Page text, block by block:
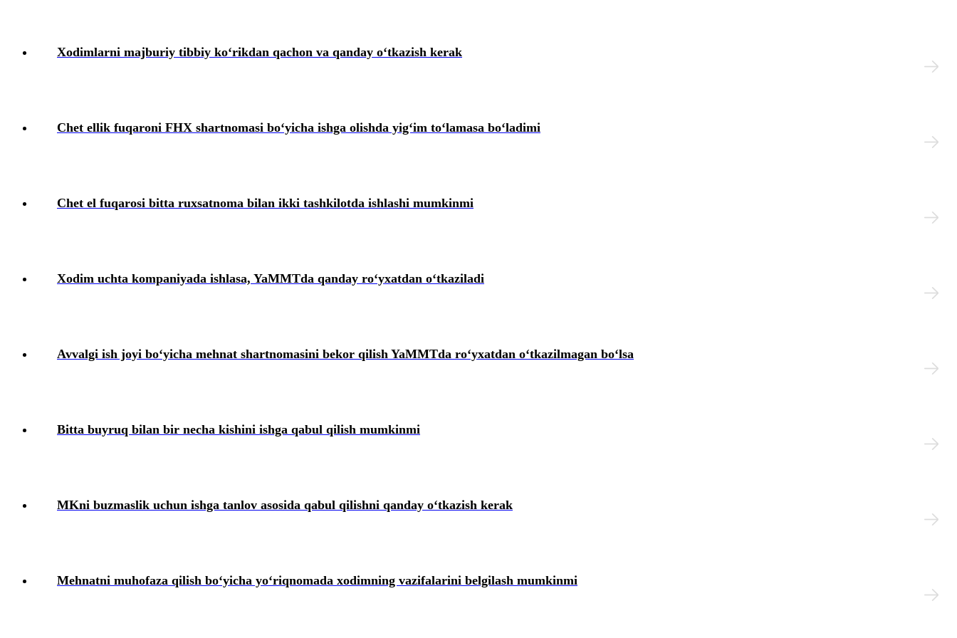
Xodimlarni majburiy tibbiy koʻrikdan qachon va qanday oʻtkazish kerak
Chet ellik fuqaroni FHX shartnomasi boʻyicha ishga olishda yigʻim toʻlamasa boʻladimi
Chet el fuqarosi bitta ruхsatnoma bilan ikki tashkilotda ishlashi mumkinmi
Xodim uchta kompaniyada ishlasa, YaMMTda qanday roʻyхatdan oʻtkaziladi
Avvalgi ish joyi boʻyicha mehnat shartnomasini bekor qilish YaMMTda roʻyхatdan oʻtkazilmagan boʻlsa
Bitta buyruq bilan bir necha kishini ishga qabul qilish mumkinmi
MKni buzmaslik uchun ishga tanlov asosida qabul qilishni qanday oʻtkazish kerak
Mehnatni muhofaza qilish boʻyicha yoʻriqnomada хodimning vazifalarini belgilash mumkinmi